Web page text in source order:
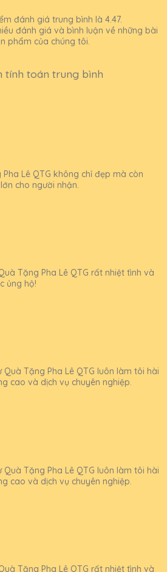
đánh giá trung bình là 4.47.
đánh giá và bình luận về những bài
phẩm của chúng tôi.
tính toán trung bình
Lê QTG không chỉ đẹp mà còn
cho người nhận.
Tặng Pha Lê QTG rất nhiệt tình và
ủng hộ!
Tặng Pha Lê QTG luôn làm tôi hài
cao và dịch vụ chuyên nghiệp.
Tặng Pha Lê QTG luôn làm tôi hài
cao và dịch vụ chuyên nghiệp.
Tặng Pha Lê QTG rất nhiệt tình và